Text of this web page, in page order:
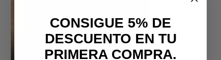
CONSIGUE 5% DE
DESCUENTO EN TU
PRIMERA COMPRA.